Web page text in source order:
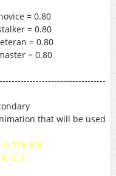
= 0.80
= 0.80
= 0.80
= 0.80
that will be used
0.175, 0.0
0, 0